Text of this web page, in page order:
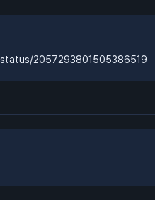
2057293801505386519